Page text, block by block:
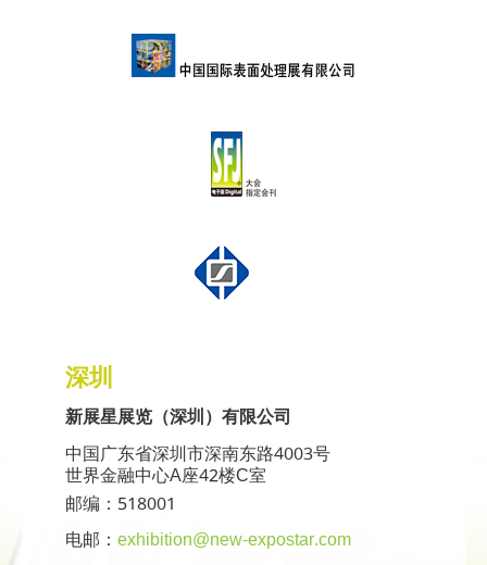
深圳
新展星展览（深圳）有限公司
中国广东省深圳市深南东路4003号
世界金融中心A座42楼C室
邮编：518001
电邮： exhibition@new-expostar.com